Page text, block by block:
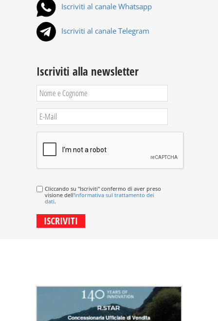
Iscriviti al canale Whatsapp
Iscriviti al canale Telegram
Iscriviti alla newsletter
Cliccando su "Iscriviti" confermo di aver preso
visione dell'informativa sul trattamento dei
dati.